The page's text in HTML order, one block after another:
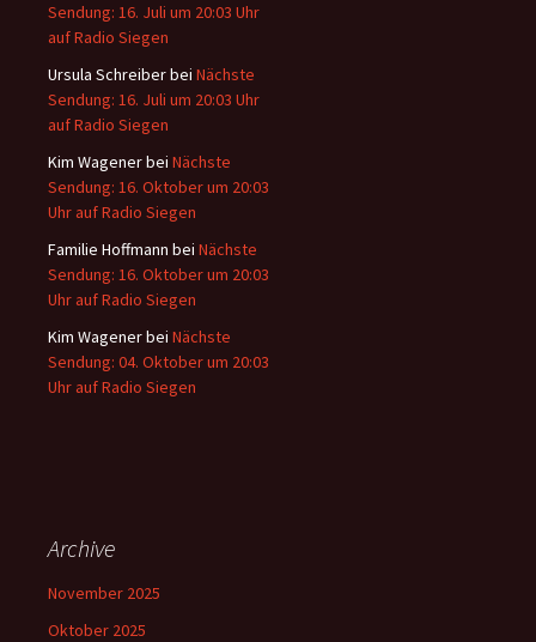
Sendung: 16. Juli um 20:03 Uhr
auf Radio Siegen
Ursula Schreiberbei Nächste
Sendung: 16. Juli um 20:03 Uhr
auf Radio Siegen
Kim Wagenerbei Nächste
Sendung: 16. Oktober um 20:03
Uhr auf Radio Siegen
Familie Hoffmann bei Nächste
Sendung: 16. Oktober um 20:03
Uhr auf Radio Siegen
Kim Wagenerbei Nächste
Sendung: 04. Oktober um 20:03
Uhr auf Radio Siegen
Archive
November 2025
Oktober 2025